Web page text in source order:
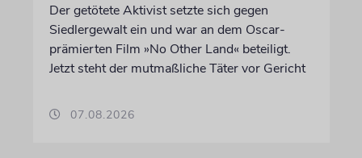
Der getötete Aktivist setzte sich gegen
Siedlergewalt ein und war an dem Oscar-
prämierten Film »No Other Land« beteiligt.
Jetzt steht der mutmaßliche Täter vor Gericht
07.08.2026